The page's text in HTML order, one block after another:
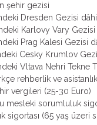
şehir gezisi
Dresden Gezisi dâhil
Karlovy Vary Gezisi
Prag Kalesi Gezisi
Cesky Krumlov
Vltava Nehri Tekne
rehberlik ve
vergileri (25-30 Euro)
mesleki sorumluluk
sigortası (65 yaş üzeri